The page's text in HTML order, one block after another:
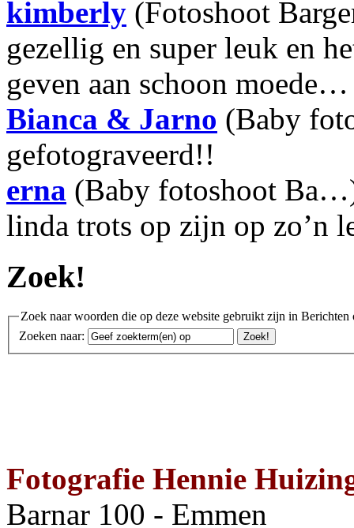
kimberly (Fotoshoot
gezellig en super leuk en
geven aan schoon moede…
Bianca & Jarno (Baby
gefotograveerd!!
erna (Baby fotoshoot
linda trots op zijn op zo’n
Zoek!
Zoek naar woorden die op deze website gebruikt zijn in Berichten
Zoeken naar:
Fotografie Hennie
Barnar 100 - Emmen